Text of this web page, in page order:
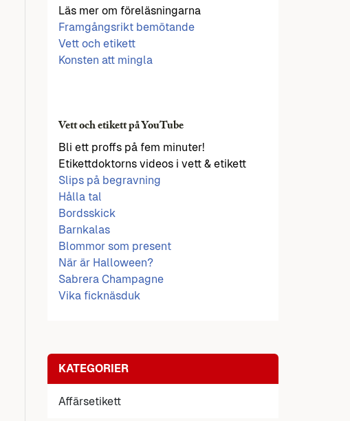
Läs mer om föreläsningarna
Framgångsrikt bemötande
Vett och etikett
Konsten att mingla
Vett och etikett på YouTube
Bli ett proffs på fem minuter!
Etikettdoktorns videos i vett & etikett
Slips på begravning
Hålla tal
Bordsskick
Barnkalas
Blommor som present
När är Halloween?
Sabrera Champagne
Vika ficknäsduk
KATEGORIER
Affärsetikett